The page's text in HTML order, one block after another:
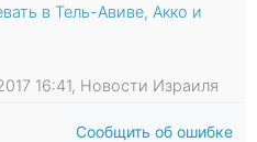
в Тель-Авиве, Акко и
16:41, Новости Израиля
Сообщить об ошибке